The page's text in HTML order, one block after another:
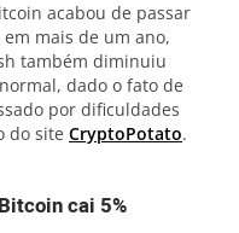
acabou de passar
mais de um ano,
também diminuiu
dado o fato de
por dificuldades
do site CryptoPotato.
cai 5%